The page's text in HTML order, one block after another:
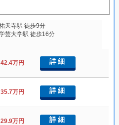
天寺駅 徒歩9分
芸大学駅 徒歩16分
42.4万円 詳細
35.7万円 詳細
29.9万円 詳細